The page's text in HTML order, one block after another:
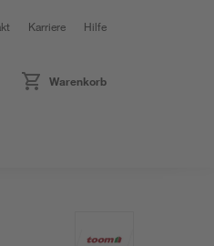
Karriere Hilfe
Warenkorb